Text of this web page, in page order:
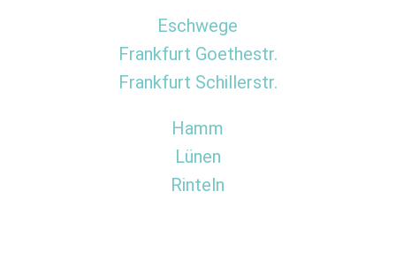
Eschwege
Frankfurt Goethestr.
Frankfurt Schillerstr.
Hamm
Lünen
Rinteln